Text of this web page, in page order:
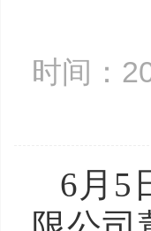
时间：
6月5